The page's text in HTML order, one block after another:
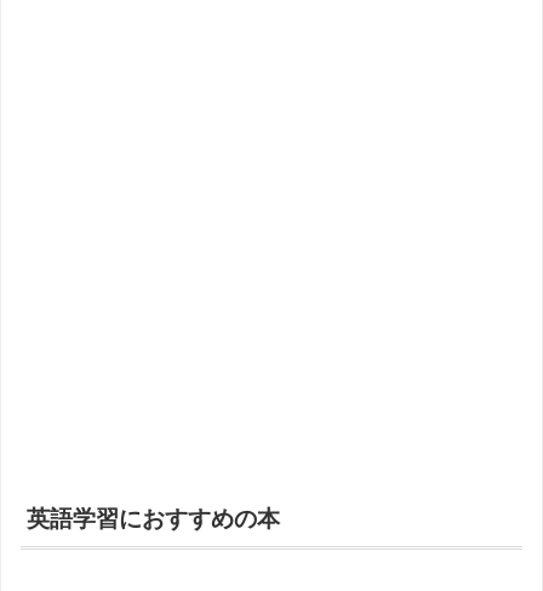
英語学習におすすめの本